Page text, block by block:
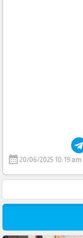
calendar_month20/06/2025 10:19 am